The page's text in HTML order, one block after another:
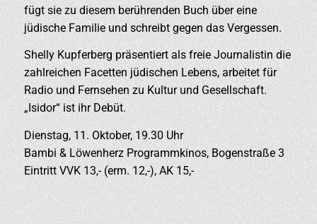
fügt sie zu diesem berührenden Buch über eine
jüdische Familie und schreibt gegen das Vergessen.
Shelly Kupferberg präsentiert als freie Journalistin die
zahlreichen Facetten jüdischen Lebens, arbeitet für
Radio und Fernsehen zu Kultur und Gesellschaft.
„Isidor“ ist ihr Debüt.
Dienstag, 11. Oktober, 19.30 Uhr
Bambi & Löwenherz Programmkinos, Bogenstraße 3
Eintritt VVK 13,- (erm. 12,-), AK 15,-